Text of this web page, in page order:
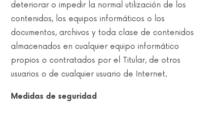
deteriorar o impedir la normal utilización de los
contenidos, los equipos informáticos o los
documentos, archivos y toda clase de contenidos
almacenados en cualquier equipo informático
propios o contratados por el Titular, de otros
usuarios o de cualquier usuario de Internet.
Medidas de seguridad